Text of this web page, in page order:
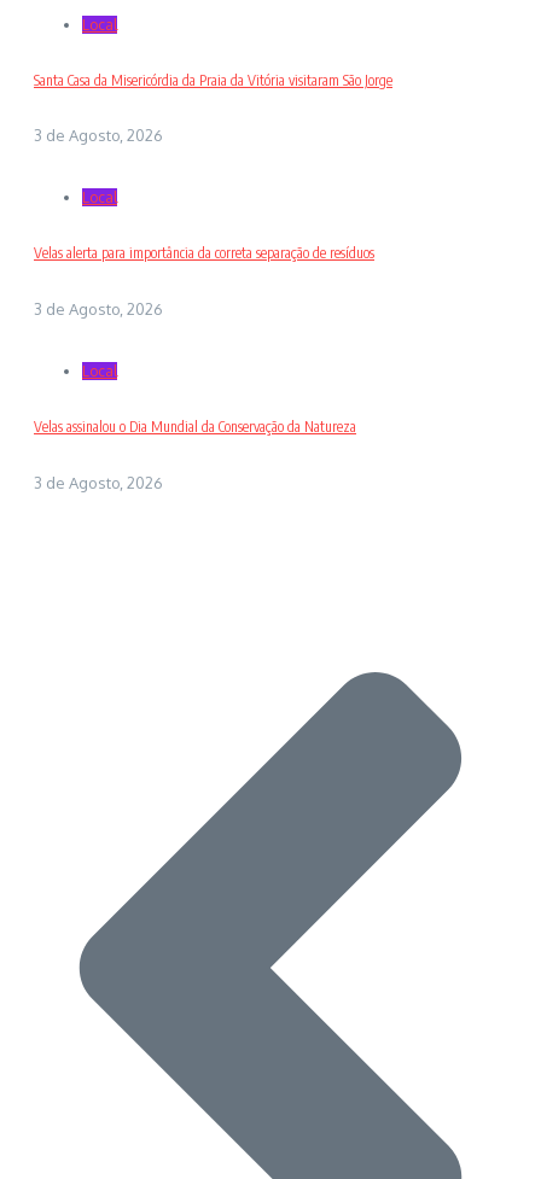
Local
Santa Casa da Misericórdia da Praia da Vitória visitaram São Jorge
3 de Agosto, 2026
Local
Velas alerta para importância da correta separação de resíduos
3 de Agosto, 2026
Local
Velas assinalou o Dia Mundial da Conservação da Natureza
3 de Agosto, 2026